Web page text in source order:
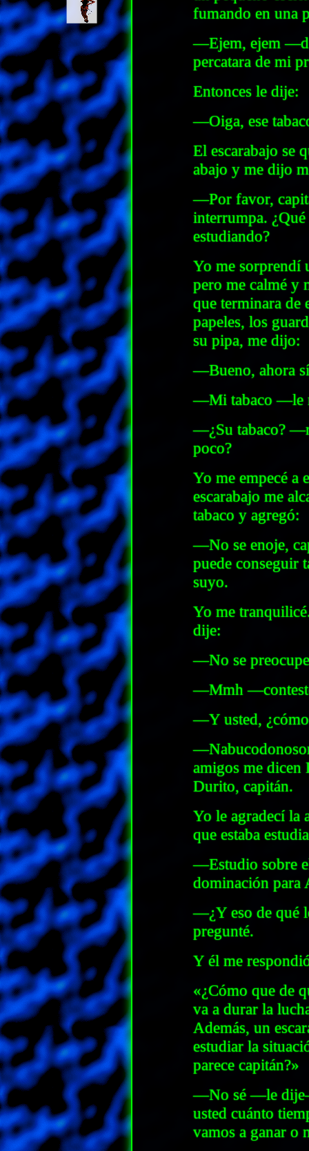
fumando en una
—Ejem, ejem
percatara de mi
Entonces le dije:
—Oiga, ese
El escarabajo se
abajo y me dijo
—Por favor,
interrumpa.
estudiando?
Yo me sorprendí
pero me calmé y
que terminara de
papeles, los
su pipa, me dijo:
—Bueno, ahora
—Mi tabaco —le
—¿Su tabaco?
poco?
Yo me empecé a
escarabajo me
tabaco y agregó:
—No se enoje,
puede conseguir
suyo.
Yo me
dije:
—No se
—Mmh
—Y usted,
amigos me dicen
Durito, capitán.
Yo le agradecí la
que estaba
—Estudio sobre
dominación para
—¿Y eso de qué
pregunté.
Y él me
«¿Cómo que de
va a durar la
Además, un
estudiar la
parece capitán?»
—No sé —le
usted cuánto
vamos a ganar o